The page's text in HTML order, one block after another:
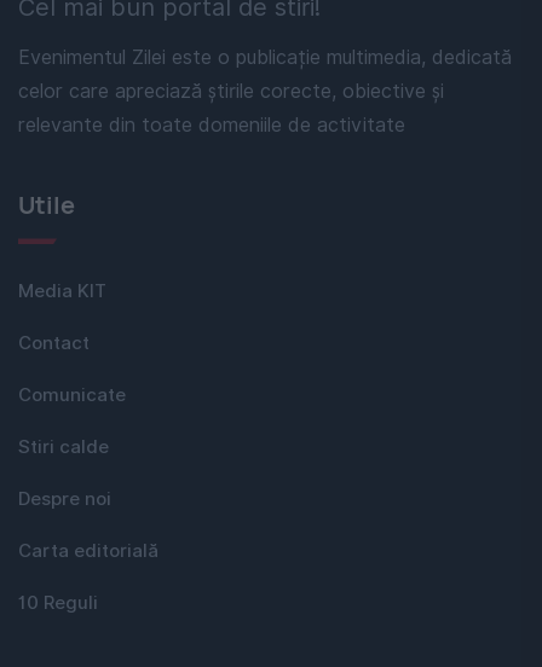
Cel mai bun portal de stiri!
Evenimentul Zilei este o publicație multimedia, dedicată
celor care apreciază știrile corecte, obiective și
relevante din toate domeniile de activitate
Utile
Media KIT
Contact
Comunicate
Stiri calde
Despre noi
Carta editorială
10 Reguli